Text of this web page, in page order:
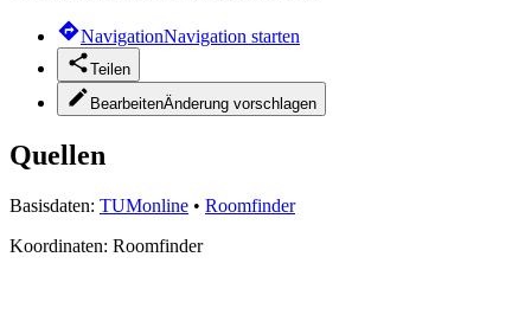
NavigationNavigation starten
Teilen
BearbeitenÄnderung vorschlagen
Quellen
Basisdaten: TUMonline • Roomfinder
Koordinaten: Roomfinder